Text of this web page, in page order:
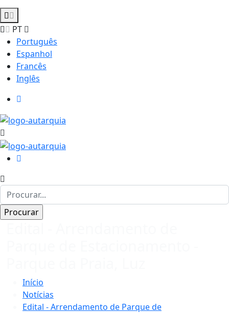
PT
Português
Espanhol
Francês
Inglês
Início
Notícias
Edital - Arrendamento de Parque de